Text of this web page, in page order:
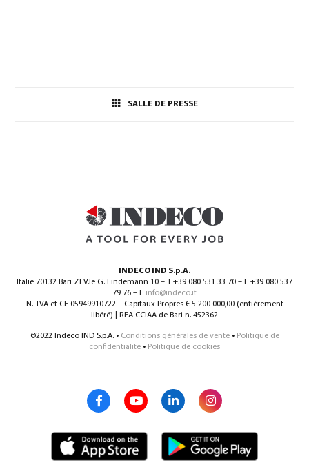
SALLE DE PRESSE
INDECO IND S.p.A.
Italie 70132 Bari ZI V.le G. Lindemann 10 – T +39 080 531 33 70 – F +39 080 537
79 76 – E info@indeco.it
N. TVA et CF 05949910722 – Capitaux Propres € 5 200 000,00 (entièrement
libéré) | REA CCIAA de Bari n. 452362
©2022 Indeco IND S.p.A. • Conditions générales de vente• Politique de
confidentialité • Politique de cookies